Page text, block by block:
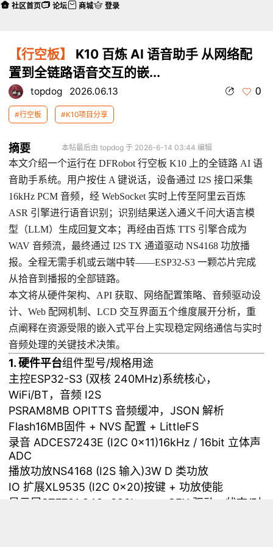
【行空板】
K10 百炼 AI 语音助手 从网络配
置到全链路语音交互的嵌...
topdog 2026.06.13 0
#行空板 #K10项目分享
本帖最后由 topdog 于 2026-6-14 03:44 编辑
摘要
本文介绍一个运行在 DFRobot 行空板 K10 上的全链路 AI 语
音助手系统。用户按住 A 键说话，设备通过 I2S 接口采集
16kHz PCM 音频，经 WebSocket 实时上传至阿里云百炼
ASR 引擎进行语音识别；识别结果送入通义千问大语言模
型（LLM）生成回复文本；再经由百炼 TTS 引擎合成为
WAV 音频流，最终通过 I2S TX 通道驱动 NS4168 功放播
报。全程无需手机或云端中转——ESP32-S3 一颗芯片完成
从拾音到播报的全部链路。
本文将从硬件架构、API 获取、网络配置策略、音频驱动设
计、Web 配网机制、LCD 交互界面五个维度展开分析，重
点阐释在资源受限的嵌入式平台上实现稳定网络通信与实时
音频处理的关键技术决策。
1. 硬件平台组件型号/规格用途
主控ESP32-S3 (双核 240MHz)系统核心，
WiFi/BT，音频 I2S
PSRAM8MB OPITTS 音频缓冲，JSON 解析
Flash16MB固件 + NVS 配置 + LittleFS
录音 ADCES7243E (I2C 0x11)16kHz / 16bit 立体声
ADC
播放功放NS4168 (I2S 输入)3W D 类功放
IO 扩展XL9535 (I2C 0x20)按键 + 功放使能
显示屏ST7701 240×320LovyanGFX 驱动，状态/对
社区首页 论坛 商城 登录